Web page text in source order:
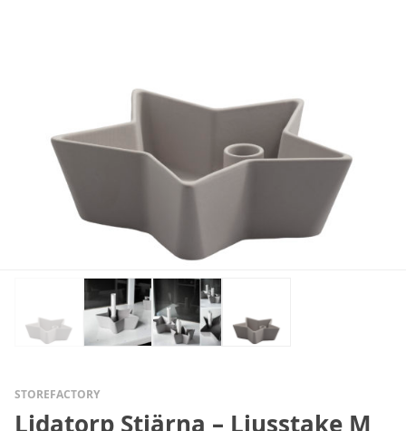
STOREFACTORY
Lidatorp Stjärna – Ljusstake M